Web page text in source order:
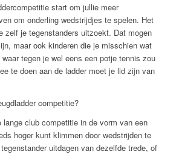
start om jullie meer
om onderling wedstrijdjes te spelen. Het
zelf je tegenstanders uitzoekt. Dat mogen
maar ook kinderen die je misschien wat
tegen je wel eens een potje tennis zou
te doen aan de ladder moet je lid zijn van
competitie?
lange club competitie in de vorm van een
hoger kunt klimmen door wedstrijden te
uitdagen van dezelfde trede, of